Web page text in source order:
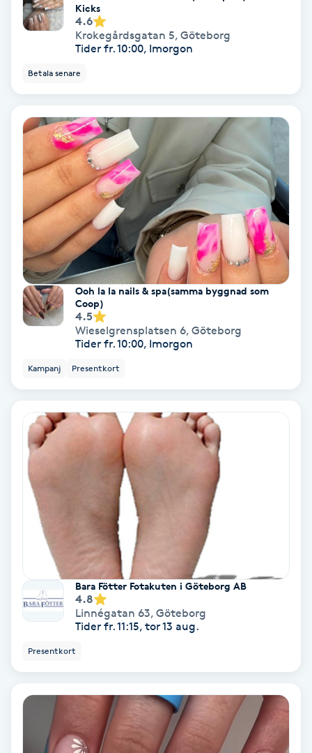
Regndroppsmassage
Reiki massage
Restorative Yoga
Rosacea
Rosenmetoden
Ryggmassage
Samtalsterapi
Senioryoga
Shiatsu
Singelfransar
Sjukgymnastik
Skalpmassage
Skinbooster
Sklerosering
Skoinlägg
Skäggfärgning
Kicks
4.6
Krokegårdsgatan 5, Göteborg
Tider fr. 10:00, Imorgon
Betala senare
Ooh la la nails & spa(samma byggnad som
Coop)
4.5
Wieselgrensplatsen 6, Göteborg
Tider fr. 10:00, Imorgon
Kampanj Presentkort
Bara Fötter Fotakuten i Göteborg AB
4.8
Linnégatan 63, Göteborg
Tider fr. 11:15, tor 13 aug.
Presentkort